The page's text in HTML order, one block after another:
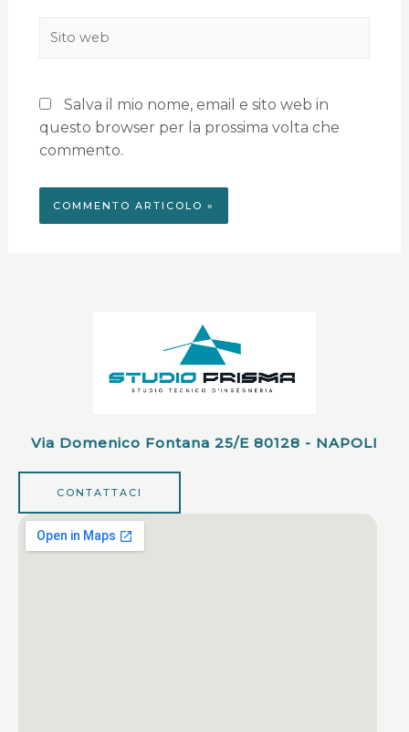
Salva il mio nome, email e sito web in
questo browser per la prossima volta che
commento.
Via Domenico Fontana 25/e 80128 - NAPOLI
CONTATTACI